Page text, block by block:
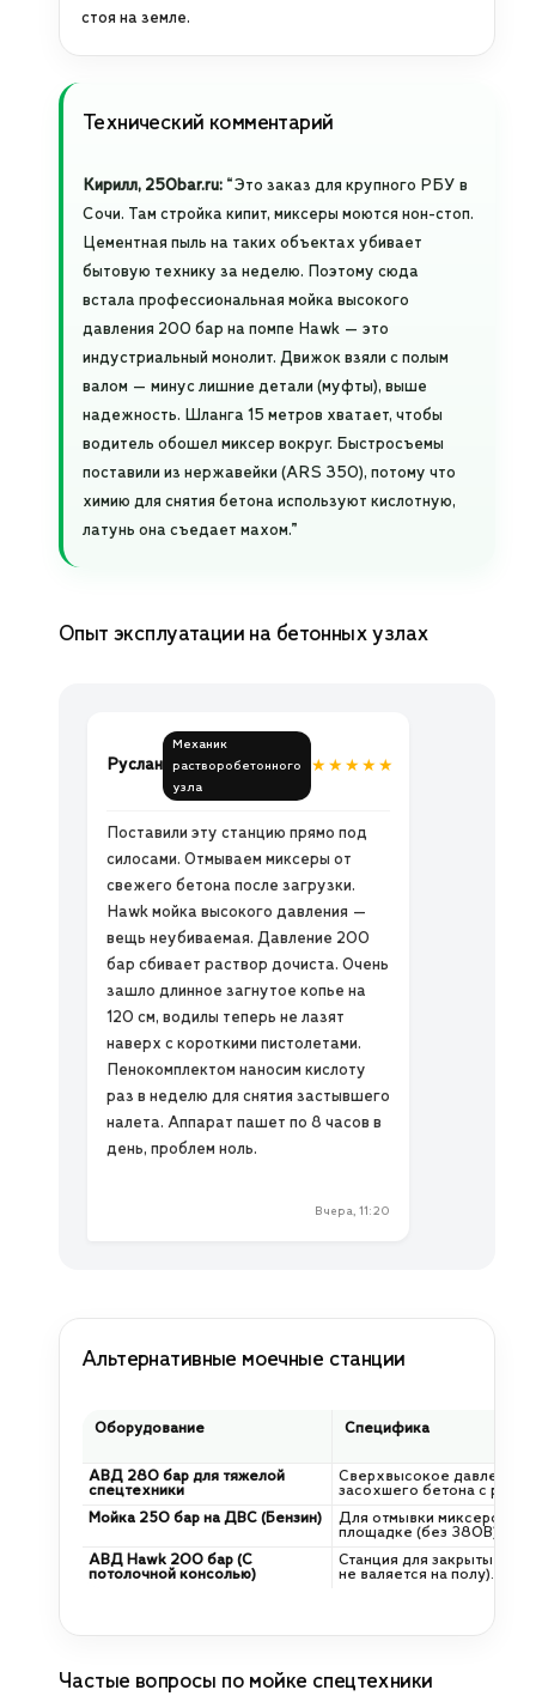
стоя на земле.
Технический комментарий
Кирилл, 250bar.ru: “Это заказ для крупного РБУ в
Сочи. Там стройка кипит, миксеры моются нон-стоп.
Цементная пыль на таких объектах убивает
бытовую технику за неделю. Поэтому сюда
встала профессиональная мойка высокого
давления 200 бар на помпе Hawk — это
индустриальный монолит. Движок взяли с полым
валом — минус лишние детали (муфты), выше
надежность. Шланга 15 метров хватает, чтобы
водитель обошел миксер вокруг. Быстросъемы
поставили из нержавейки (ARS 350), потому что
химию для снятия бетона используют кислотную,
латунь она съедает махом.”
Опыт эксплуатации на бетонных узлах
Руслан
Механик
растворобетонного
узла
★★★★★
Поставили эту станцию прямо под
силосами. Отмываем миксеры от
свежего бетона после загрузки.
Hawk мойка высокого давления —
вещь неубиваемая. Давление 200
бар сбивает раствор дочиста. Очень
зашло длинное загнутое копье на
120 см, водилы теперь не лазят
наверх с короткими пистолетами.
Пенокомплектом наносим кислоту
раз в неделю для снятия застывшего
налета. Аппарат пашет по 8 часов в
день, проблем ноль.
Вчера, 11:20
Альтернативные моечные станции
Оборудование Специфика
АВД 280 бар для тяжелой
спецтехники
Сверхвысокое давление
засохшего бетона с рам.
Мойка 250 бар на ДВС (Бензин)
Для отмывки миксеров
площадке (без 380В).
АВД Hawk 200 бар (С
потолочной консолью)
Станция для закрытых
не валяется на полу).
Частые вопросы по мойке спецтехники